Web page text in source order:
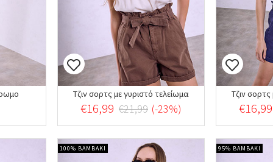
Τζιν σορτς με γυριστό τελείωμα
€16,99 €21,99 (-23%)
Τζιν
€16,99
100% ΒΑΜΒΑΚΙ 95% ΒΑΜΒΑΚΙ